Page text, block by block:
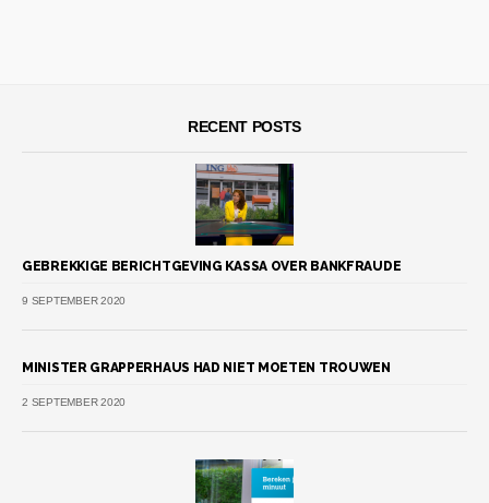
RECENT POSTS
GEBREKKIGE BERICHTGEVING KASSA OVER BANKFRAUDE
9 SEPTEMBER 2020
MINISTER GRAPPERHAUS HAD NIET MOETEN TROUWEN
2 SEPTEMBER 2020